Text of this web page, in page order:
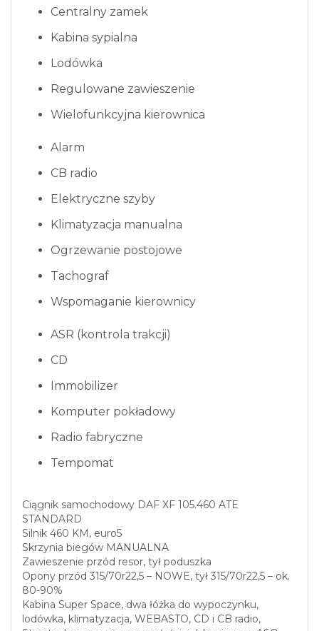
Centralny zamek
Kabina sypialna
Lodówka
Regulowane zawieszenie
Wielofunkcyjna kierownica
Alarm
CB radio
Elektryczne szyby
Klimatyzacja manualna
Ogrzewanie postojowe
Tachograf
Wspomaganie kierownicy
ASR (kontrola trakcji)
CD
Immobilizer
Komputer pokładowy
Radio fabryczne
Tempomat
Ciągnik samochodowy DAF XF 105.460 ATE
STANDARD
Silnik 460 KM, euro5
Skrzynia biegów MANUALNA
Zawieszenie przód resor, tył poduszka
Opony przód 315/70r22,5 – NOWE, tył 315/70r22,5 – ok.
80-90%
Kabina Super Space, dwa łóżka do wypoczynku,
lodówka, klimatyzacja, WEBASTO, CD i CB radio,